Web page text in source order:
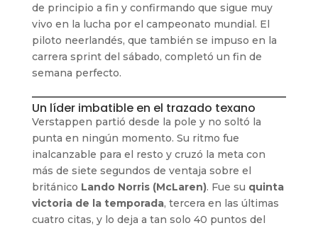
de principio a fin y confirmando que sigue muy
vivo en la lucha por el campeonato mundial. El
piloto neerlandés, que también se impuso en la
carrera sprint del sábado, completó un fin de
semana perfecto.
Un líder imbatible en el trazado texano
Verstappen partió desde la pole y no soltó la
punta en ningún momento. Su ritmo fue
inalcanzable para el resto y cruzó la meta con
más de siete segundos de ventaja sobre el
británico Lando Norris (McLaren). Fue su quinta
victoria de la temporada, tercera en las últimas
cuatro citas, y lo deja a tan solo 40 puntos del